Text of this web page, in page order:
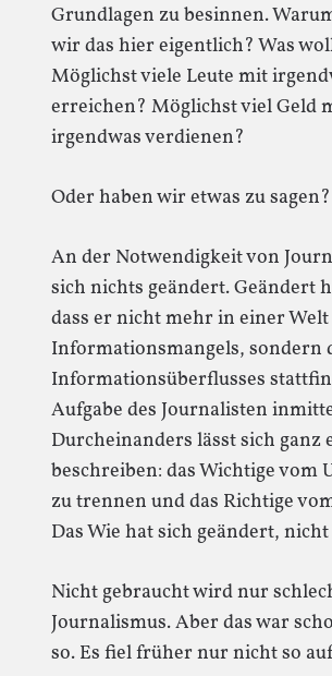
Grundlagen zu besinnen.
wir das hier eigentlich? Was
Möglichst viele Leute mit
erreichen? Möglichst viel Geld
irgendwas verdienen?
Oder haben wir etwas zu sagen?
An der Notwendigkeit von
sich nichts geändert. Geändert
dass er nicht mehr in einer Welt
Informationsmangels, sondern
Informationsüberflusses
Aufgabe des Journalisten
Durcheinanders lässt sich ganz
beschreiben: das Wichtige vom
zu trennen und das Richtige
Das Wie hat sich geändert,
Nicht gebraucht wird nur
Journalismus. Aber das war
so. Es fiel früher nur nicht so